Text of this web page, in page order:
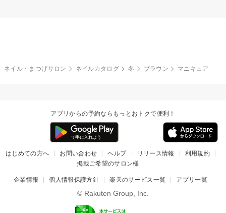
ネイル・まつげサロン ネイルカタログ 冬 ブラウン マニキュア
アプリからの予約ならもっとおトクで便利！
はじめての方へ お問い合わせ ヘルプ リリース情報
利用規約
掲載ご希望のサロン様
企業情報 個人情報保護方針 楽天のサービス一覧 アプリ一覧
© Rakuten Group, Inc.